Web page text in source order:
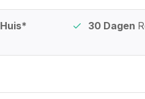
30 Dagen